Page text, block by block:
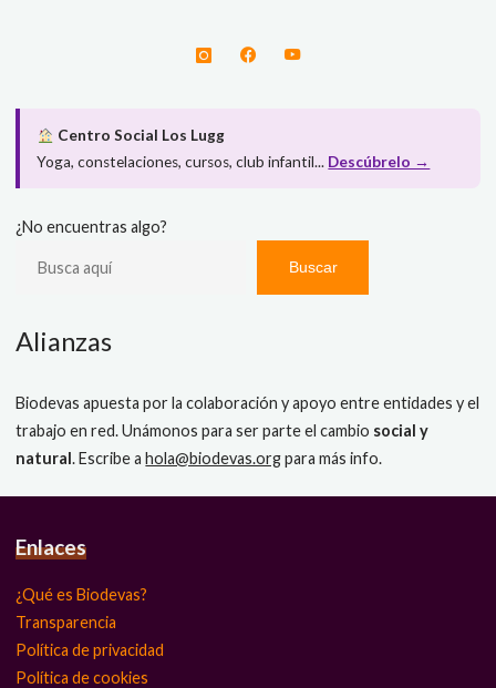
Centro Social Los Lugg
Yoga, constelaciones, cursos, club infantil... Descúbrelo →
¿No encuentras algo?
Buscar
Alianzas
Biodevas apuesta por la colaboración y apoyo entre entidades y el
trabajo en red. Unámonos para ser parte el cambio social y
natural. Escribe ahola@biodevas.orgpara más info.
Enlaces
¿Qué es Biodevas?
Transparencia
Política de privacidad
Política de cookies